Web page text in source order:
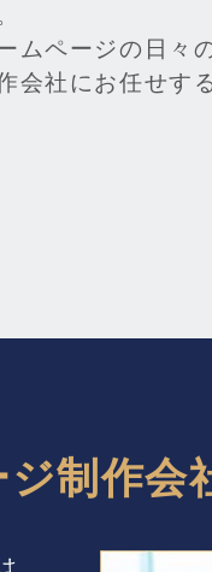
ムページの日々
会社にお任せす
制作会
、